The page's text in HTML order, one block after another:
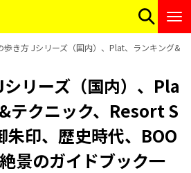
歩き方 Jシリーズ（国内）、Plat、ランキング&
リーズ（国内）、Pla
テクニック、Resort S
印、歴史時代、BOO
景のガイドブック一